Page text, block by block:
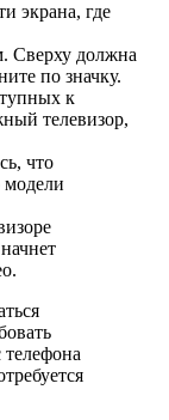
экрана, где
Сверху должна
по значку.
к
телевизор,
что
модели